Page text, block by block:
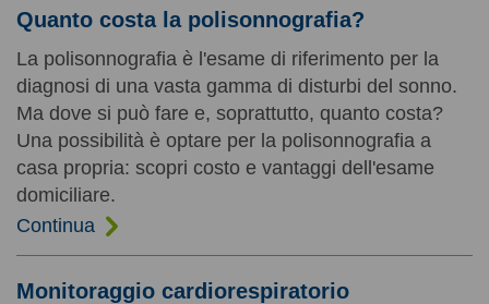
Quanto costa la polisonnografia?
La polisonnografia è l'esame di riferimento per la
diagnosi di una vasta gamma di disturbi del sonno.
Ma dove si può fare e, soprattutto, quanto costa?
Una possibilità è optare per la polisonnografia a
casa propria: scopri costo e vantaggi dell'esame
domiciliare.
Continua
Monitoraggio cardiorespiratorio